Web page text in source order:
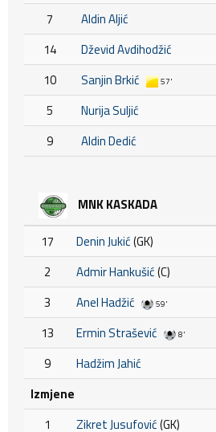
7
Aldin Aljić
14
Dževid Avdihodžić
10
Sanjin Brkić 57'
5
Nurija Suljić
9
Aldin Dedić
MNK KASKADA
17 Denin Jukić(GK)
2
Admir Hankušić(C)
3
Anel Hadžić 59'
13 Ermin Strašević 8'
9
Hadžim Jahić
Izmjene
1
Zikret Jusufović(GK)